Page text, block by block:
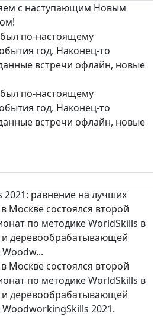
с наступающим Новым
был по-настоящему
год. Наконец-то
встречи офлайн, новые
был по-настоящему
год. Наконец-то
встречи офлайн, новые
равнение на лучших
Москве состоялся второй
по методике WorldSkills в
деревообрабатывающей
Москве состоялся второй
по методике WorldSkills в
деревообрабатывающей
2021.